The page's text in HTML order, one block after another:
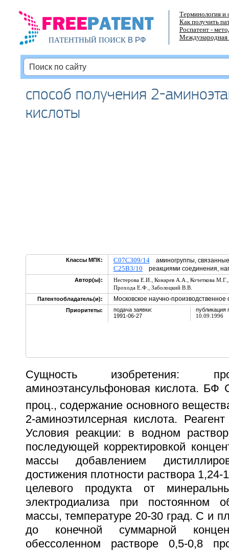
ПАТЕНТНЫЙ ПОИСКВ РФ
Терминология и
Как получить
Роспатент -
Международная
способ получения 2-
кислоты
Классы МПК: C07C309/14аминогруппы, связанные
C25B3/10 реакциями соединения,
Автор(ы): Нестерова Е.И. , Конарев А.А. , Кочеткова М.Г.
Прохода Е.Ф. , Заболоцкий В.В.
Патентообладатель(и):
Московское научно-
Приоритеты:
подача заявки:
1991-06-27
публикация
10.09.1996
Cущность
аминоэтансульфоновая кислота. БФ
проц., содержание основного
2-аминоэтилсерная кислота.
Условия реакции: в водном
последующей корректировкой
массы добавлением
достижения плотности раствора 1,24-
целевого продукта от
электродиализа при постоянном
массы, температуре 20-30 град. С и
до конечной суммарной
обессоленном растворе 0,5-0,8